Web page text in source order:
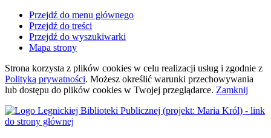
Przejdź do menu głównego
Przejdź do treści
Przejdź do wyszukiwarki
Mapa strony
Strona korzysta z plików cookies w celu realizacji usług i zgodnie z
Polityką prywatności. Możesz określić warunki przechowywania
lub dostępu do plików cookies w Twojej przeglądarce. Zamknij